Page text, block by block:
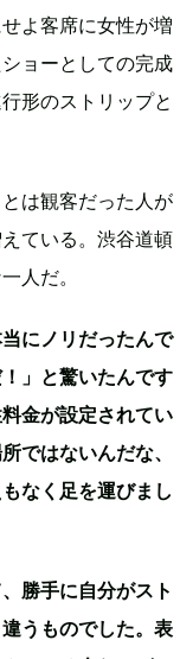
よ客席に女性が増
ョーとしての完成
形のストリップと
は観客だった人が
ている。渋谷道頓
人だ。
にノリだったんで
」と驚いたんです
金が設定されてい
ではないんだな、
なく足を運びまし
勝手に自分がスト
うものでした。表